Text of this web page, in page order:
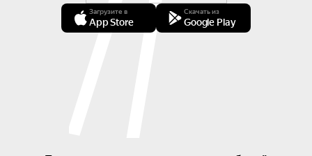
Загрузите в
App Store
Скачать из
Google Play